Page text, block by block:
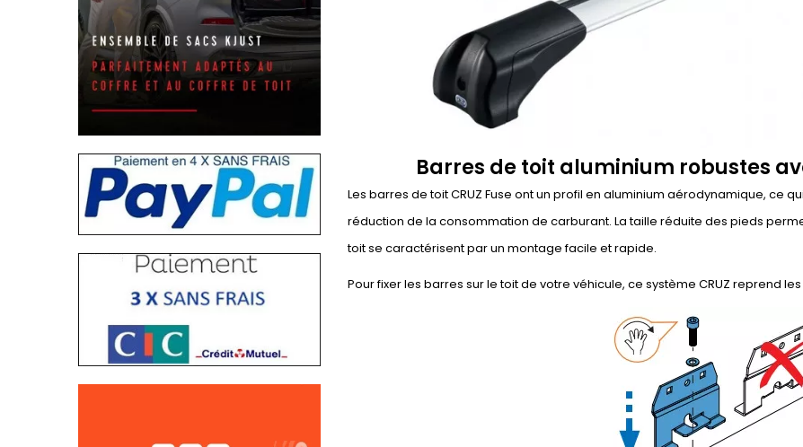
Barres de toit aluminium robustes
Les barres de toit CRUZ Fuse ont un profil en aluminium aérodynamique, ce
réduction de la consommation de carburant. La taille réduite des pieds
toit se caractérisent par un montage facile et rapide.
Pour fixer les barres sur le toit de votre véhicule, ce système CRUZ reprend